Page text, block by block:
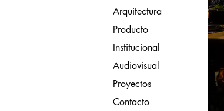
Arquitectura
Producto
Institucional
Audiovisual
Proyectos
Contacto